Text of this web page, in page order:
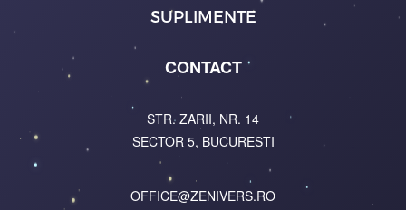
SUPLIMENTE
CONTACT
STR. ZARII, NR. 14
SECTOR 5, BUCURESTI
OFFICE@ZENIVERS.RO